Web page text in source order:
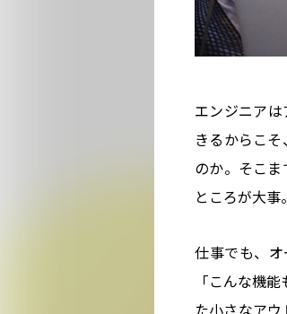
エンジニア
きるからこ
のか。そこま
ところが大事
仕事でも、オ
「こんな機